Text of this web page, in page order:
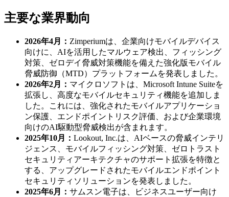
主要な業界動向
2026年4月： Zimperiumは、企業向けモバイルデバイス
向けに、AIを活用したマルウェア検出、フィッシング
対策、ゼロデイ脅威対策機能を備えた強化版モバイル
脅威防御（MTD）プラットフォームを発表しました。
2026年2月： マイクロソフトは、Microsoft Intune Suiteを
拡張し、高度なモバイルセキュリティ機能を追加しま
した。これには、強化されたモバイルアプリケーショ
ン保護、エンドポイントリスク評価、および企業環境
向けのAI駆動型脅威検出が含まれます。
2025年10月： Lookout, Inc.は、AIベースの脅威インテリ
ジェンス、モバイルフィッシング対策、ゼロトラスト
セキュリティアーキテクチャのサポート拡張を特徴と
する、アップグレードされたモバイルエンドポイント
セキュリティソリューションを発表しました。
2025年6月： サムスン電子は、ビジネスユーザー向け